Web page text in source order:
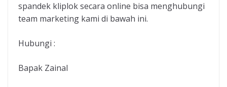
spandek kliplok secara online bisa menghubungi
team marketing kami di bawah ini.
Hubungi :
Bapak Zainal